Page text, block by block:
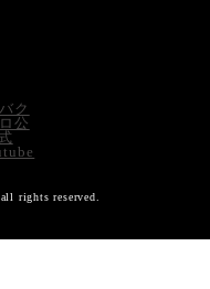
rights reserved.